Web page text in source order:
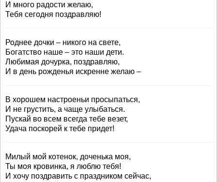
И много радости желаю,
Тебя сегодня поздравляю!
Роднее дочки – никого на свете,
Богатство наше – это наши дети.
Любимая дочурка, поздравляю,
И в день рожденья искренне желаю –
В хорошем настроеньи просыпаться,
И не грустить, а чаще улыбаться.
Пускай во всем всегда тебе везет,
Удача поскорей к тебе придет!
Милый мой котенок, доченька моя,
Ты моя кровинка, я люблю тебя!
И хочу поздравить с праздником сейчас,